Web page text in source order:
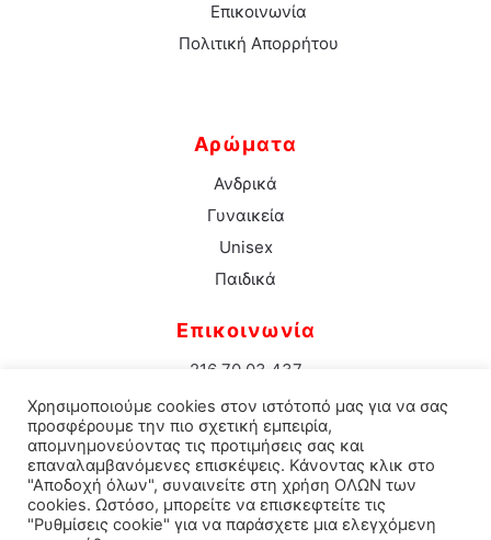
Επικοινωνία
Πολιτική Απορρήτου
Αρώματα
Ανδρικά
Γυναικεία
Unisex
Παιδικά
Επικοινωνία
216 70 03 437
info@aromacenter.gr
25ης Μαρτίου 1 Νέα Σμύρνη 171 21
© 2021 Aroma Center. All rights reserved.Κατασκευή
Χρησιμοποιούμε cookies στον ιστότοπό μας για να σας
προσφέρουμε την πιο σχετική εμπειρία,
απομνημονεύοντας τις προτιμήσεις σας και
επαναλαμβανόμενες επισκέψεις. Κάνοντας κλικ στο
"Αποδοχή όλων", συναινείτε στη χρήση ΟΛΩΝ των
cookies. Ωστόσο, μπορείτε να επισκεφτείτε τις
"Ρυθμίσεις cookie" για να παράσχετε μια ελεγχόμενη